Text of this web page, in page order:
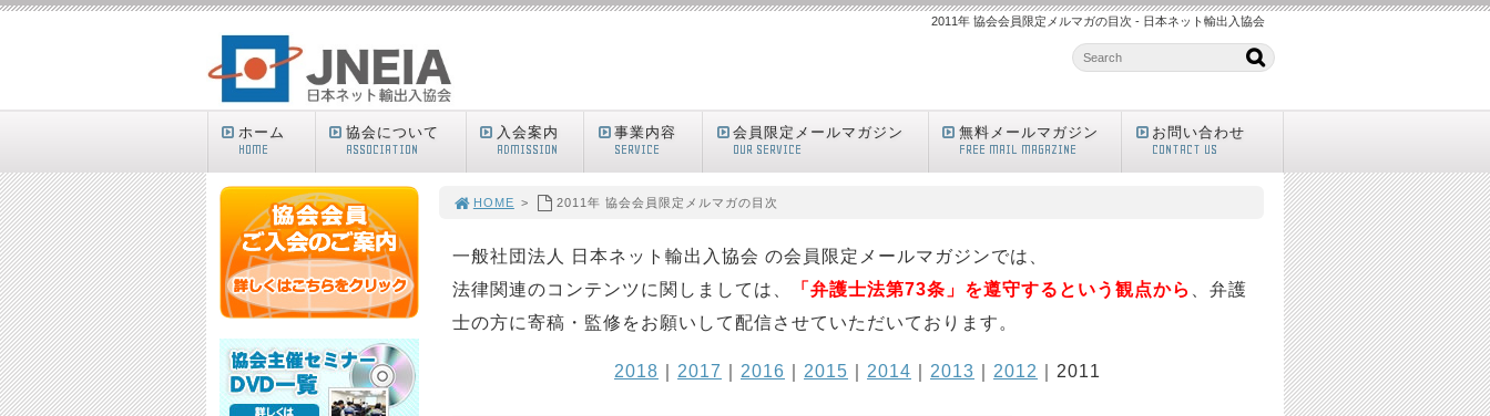
2011年 協会会員限定メルマガの目次 - 日本ネット輸出入協会
ホーム
HOME
協会について
ASSOCIATION
入会案内
ADMISSION
事業内容
SERVICE
会員限定メールマガジン
OUR SERVICE
無料メールマガジン
FREE MAIL MAGAZINE
お問い合わせ
CONTACT US
HOME > 2011年 協会会員限定メルマガの目次
一般社団法人 日本ネット輸出入協会 の会員限定メールマガジンでは、
法律関連のコンテンツに関しましては、
「弁護士法第73条」を遵守するという観点から
、弁護
士の方に寄稿・監修をお願いして配信させていただいております。
2018 2017 2016 2015 2014 2013 2012 ｜2011